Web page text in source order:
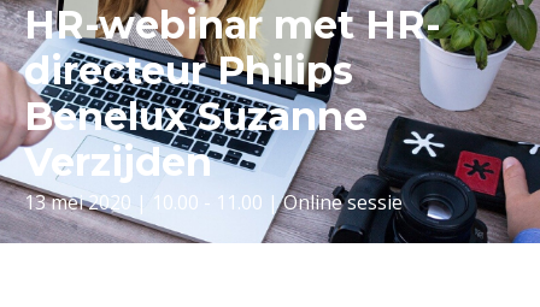
HR-webinar met HR-
directeur Philips
Benelux Suzanne
Verzijden
13 mei 2020 | 10.00 - 11.00 | Online sessie